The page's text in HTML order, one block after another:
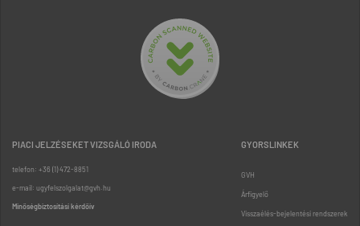
PIACI JELZÉSEKET VIZSGÁLÓ IRODA
telefon: +36 (1) 472-8851
e-mail: ugyfelszolgalat@gvh.hu
Minőségbiztosítási kérdőív
GYORSLINKEK
GVH
Árfigyelő
Visszaélés-bejelentési rendszerek